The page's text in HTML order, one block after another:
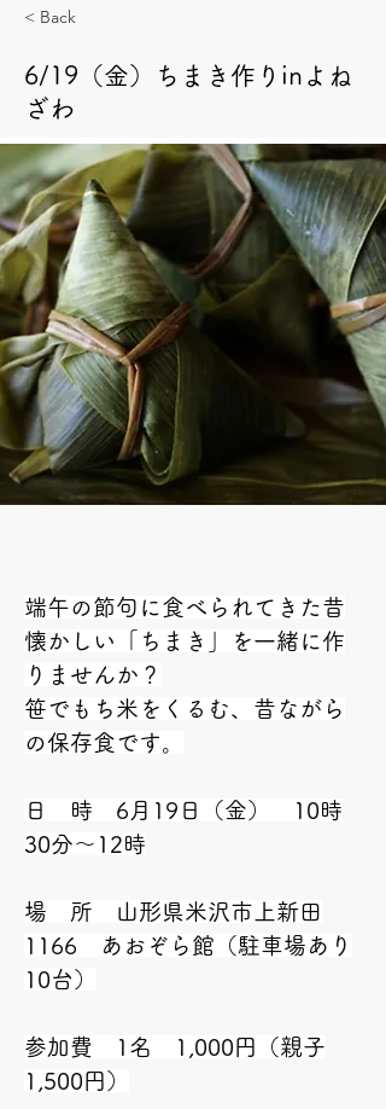
< Back
6/19（金）ちまき作りinよね
ざわ
端午の節句に食べられてきた昔
懐かしい「ちまき」を一緒に作
りませんか？
笹でもち米をくるむ、昔ながら
の保存食です。
日　時　6月19日（金）　10時
30分～12時
場　所　山形県米沢市上新田
1166　あおぞら館（駐車場あり
10台）
参加費　1名　1,000円（親子
1,500円）